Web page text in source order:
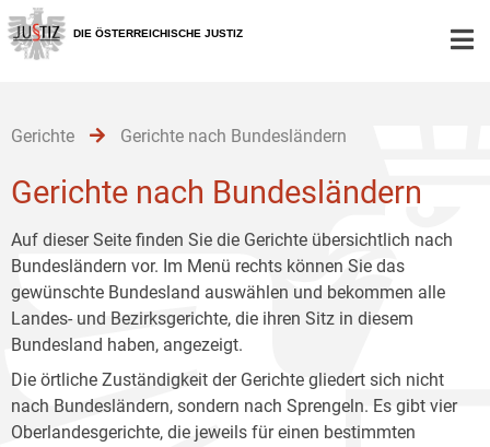
Zur
Hauptnavigation
[1]
Zum
Inhalt
[2]
Zum
Untermenü
[3]
DIE ÖSTERREICHISCHE JUSTIZ
Gerichte Gerichte nach Bundesländern
Gerichte nach Bundesländern
Auf dieser Seite finden Sie die Gerichte übersichtlich nach
Bundesländern vor. Im Menü rechts können Sie das
gewünschte Bundesland auswählen und bekommen alle
Landes- und Bezirksgerichte, die ihren Sitz in diesem
Bundesland haben, angezeigt.
Die örtliche Zuständigkeit der Gerichte gliedert sich nicht
nach Bundesländern, sondern nach Sprengeln. Es gibt vier
Oberlandesgerichte, die jeweils für einen bestimmten